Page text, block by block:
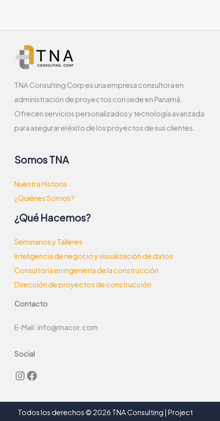
TNA Consulting Corp es una empresa consultora en
administración de proyectos con sede en Panamá.
Ofrecen servicios personalizados y tecnología avanzada
para asegurar el éxito de los proyectos de sus clientes.
Somos TNA
Nuestra Historia
¿Quiénes Somos?
¿Qué Hacemos?
Seminarios y Talleres
Inteligencia de negocio y visualización de datos
Consultoría en ingeniería de la construcción
Dirección de proyectos de construcción
Contacto
E-Mail: info@tnacor.com
Social
Todos los derechos © 2026 TNA Consulting | Project